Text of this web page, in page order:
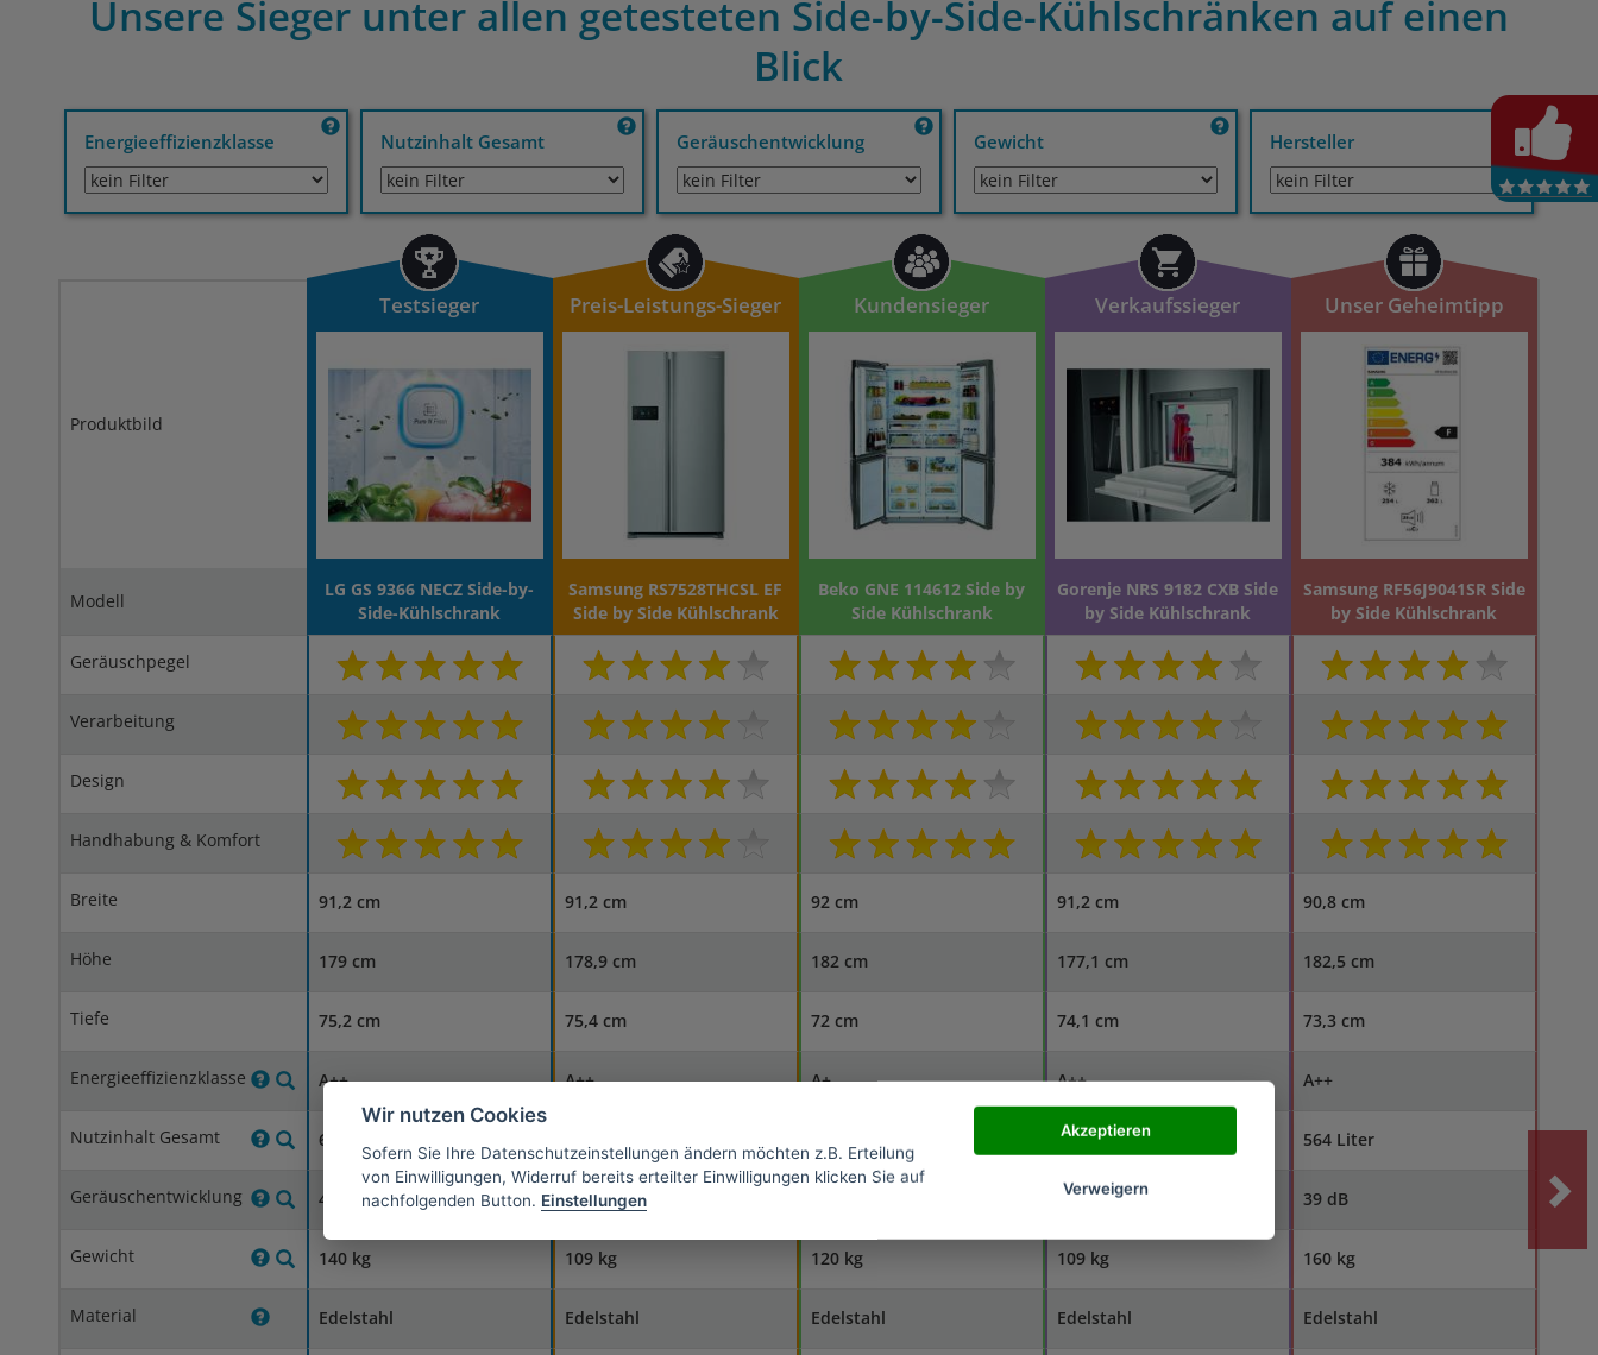
Unsere Sieger unter allen getesteten Side-by-Side-Kühlschränken auf einen
Blick
Energieeffizienzklasse Nutzinhalt Gesamt Geräuschentwicklung Gewicht Hersteller
Produktbild
Testsieger Preis-Leistungs-Sieger Kundensieger Verkaufssieger Unser Geheimtipp
Modell
LG GS 9366 NECZ Side-by-
Side-Kühlschrank
Samsung RS7528THCSL EF
Side by Side Kühlschrank
Beko GNE 114612 Side by
Side Kühlschrank
Gorenje NRS 9182 CXB Side
by Side Kühlschrank
Samsung RF56J9041SR Side
by Side Kühlschrank
Geräuschpegel
Verarbeitung
Design
Handhabung & Komfort
Breite 91,2 cm 91,2 cm 92 cm 91,2 cm 90,8 cm
Höhe 179 cm 178,9 cm 182 cm 177,1 cm 182,5 cm
Tiefe 75,2 cm 75,4 cm 72 cm 74,1 cm 73,3 cm
Energieeffizienzklasse A++ A++ A+ A++ A++
Nutzinhalt Gesamt 614 Liter 512 Liter 564 Liter
Geräuschentwicklung 41 dB 39 dB 43 dB 39 dB
Gewicht 140 kg 109 kg 120 kg 109 kg 160 kg
Material Edelstahl Edelstahl Edelstahl Edelstahl Edelstahl
Wir nutzen Cookies
Sofern Sie Ihre Datenschutzeinstellungen ändern möchten z.B. Erteilung
von Einwilligungen, Widerruf bereits erteilter Einwilligungen klicken Sie auf
nachfolgenden Button. Einstellungen
Akzeptieren
Verweigern